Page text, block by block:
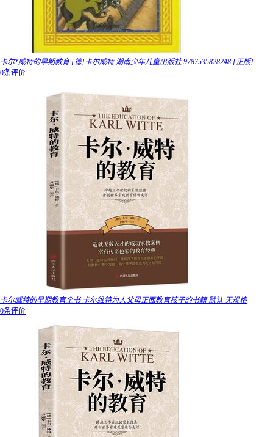
卡尔*威特的早期教育 [德]卡尔威特 湖南少年儿童出版社 9787535828248 [正版]
0条评价
卡尔威特的早期教育全书 卡尔维特为人父母正面教育孩子的书籍 默认 无规格
0条评价